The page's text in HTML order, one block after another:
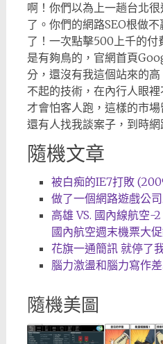
啊！你們以為上一趟台北
了。你們的網路SEO根做
了！一次點擊500上千的付
是有夠鳥的，官網首頁
分，還沒有我這個站來的
不起的技術，在內行人眼
才會怕客人跑，這樣的市
還有人找我談案子，到時網
隨機文章
被白痴的IE7打敗
做了一個網路遊戲公
高雄 VS. 國內線航空-
國內航空週末機票大
花旗一通簡訊 就停了
腦力激盪和腦力寫作
隨機美圖